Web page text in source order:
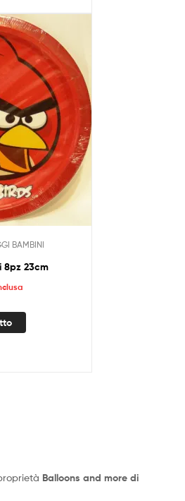
BAMBINI
8pz 23cm
Balloons and more di